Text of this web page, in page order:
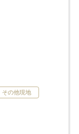
その他現地